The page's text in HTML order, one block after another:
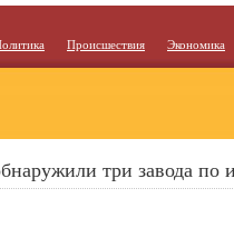
Происшествия Экономика
три завода по